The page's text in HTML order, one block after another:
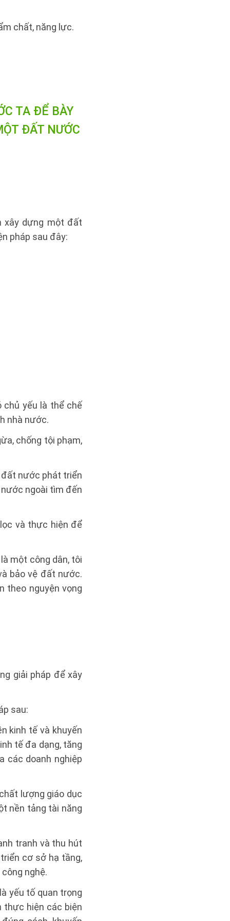
chất, năng lực.
TA ĐỂ BÀY
ĐẤT NƯỚC
xây dựng một đất
pháp sau đây:
chủ yếu là thể chế
nhà nước.
chống tội phạm,
đất nước phát triển
ngoài tìm đến
và thực hiện để
một công dân, tôi
bảo vệ đất nước.
theo nguyện vọng
giải pháp để xây
sau:
kinh tế và khuyến
tế đa dạng, tăng
các doanh nghiệp
lượng giáo dục
nền tảng tài năng
tranh và thu hút
cơ sở hạ tầng,
nghệ.
yếu tố quan trọng
thực hiện các biện